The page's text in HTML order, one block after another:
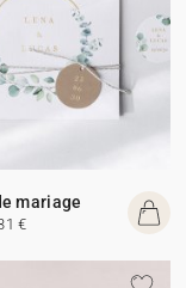
mariage
€